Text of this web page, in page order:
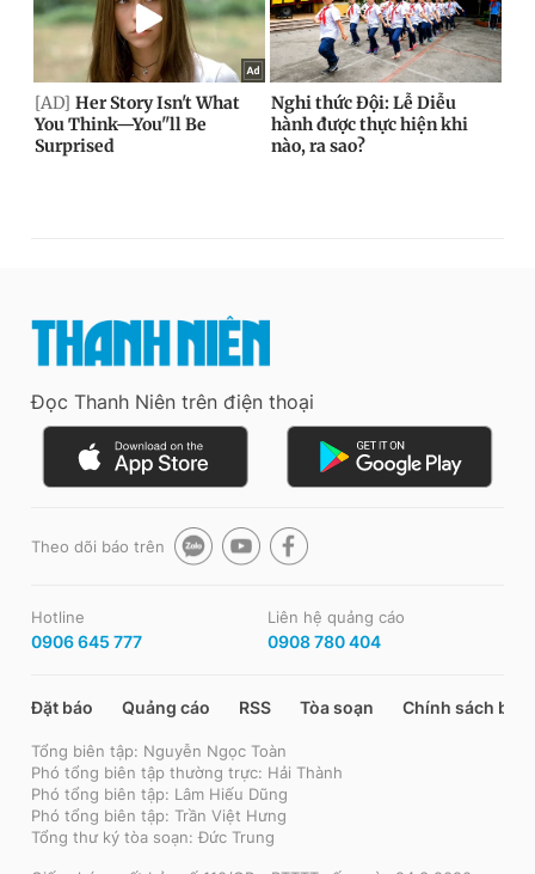
Đọc Thanh Niên trên điện thoại
Theo dõi báo trên
Hotline
0906 645 777
Liên hệ quảng cáo
0908 780 404
Đặt báo Quảng cáo RSS Tòa soạn Chính sách bảo
Tổng biên tập: Nguyễn Ngọc Toàn
Phó tổng biên tập thường trực: Hải Thành
Phó tổng biên tập: Lâm Hiếu Dũng
Phó tổng biên tập: Trần Việt Hưng
Tổng thư ký tòa soạn: Đức Trung